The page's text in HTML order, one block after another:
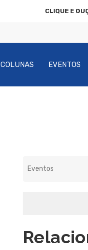
CLIQUE E
COLUNAS EVENTOS